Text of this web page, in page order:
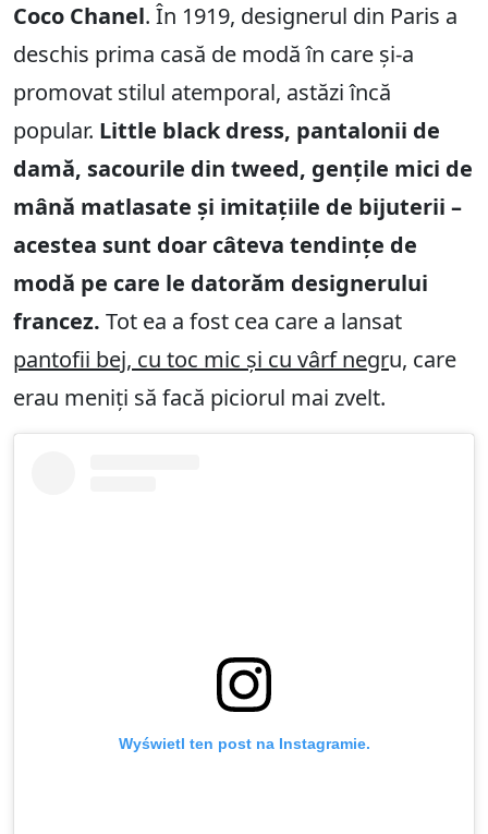
Coco Chanel. În 1919, designerul din Paris a
deschis prima casă de modă în care și-a
promovat stilul atemporal, astăzi încă
popular. Little black dress, pantalonii de
damă, sacourile din tweed, gențile mici de
mână matlasate și imitațiile de bijuterii –
acestea sunt doar câteva tendințe de
modă pe care le datorăm designerului
francez. Tot ea a fost cea care a lansat
pantofii bej, cu toc mic și cu vârf negru, care
erau meniți să facă piciorul mai zvelt.
Wyświetl ten post na Instagramie.